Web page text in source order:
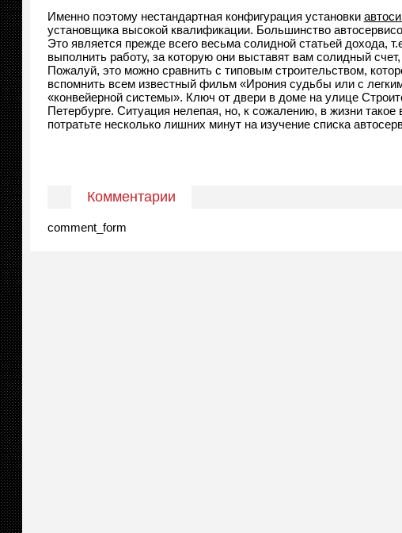
Именно поэтому нестандартная конфигурация установки
установщика высокой квалификации. Большинство
Это является прежде всего весьма солидной статьей дохода,
выполнить работу, за которую они выставят вам солидный
Пожалуй, это можно сравнить с типовым строительством,
вспомнить всем известный фильм «Ирония судьбы или с
«конвейерной системы». Ключ от двери в доме на улице
Петербурге. Ситуация нелепая, но, к сожалению, в жизни
потратьте несколько лишних минут на изучение списка
Комментарии
comment_form